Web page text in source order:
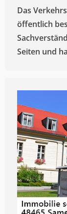
Das
öffentlich
Seiten und